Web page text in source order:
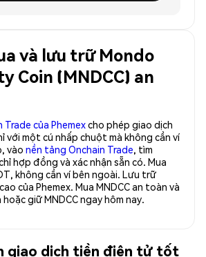
và lưu trữ Mondo
Coin (MNDCC) an
của Phemexcho phép giao dịch
với một cú nhấp chuột mà không cần ví
vào nền tảng Onchain Trade, tìm
hợp đồng và xác nhận sẵn có. Mua
không cần ví bên ngoài. Lưu trữ
của Phemex. Mua MNDCC an toàn và
giữ MNDCC ngay hôm nay.
giao dịch tiền điện tử tốt